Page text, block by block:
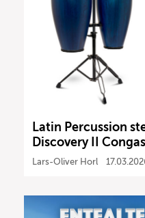
Latin Percussion
Discovery II
Lars-Oliver Horl